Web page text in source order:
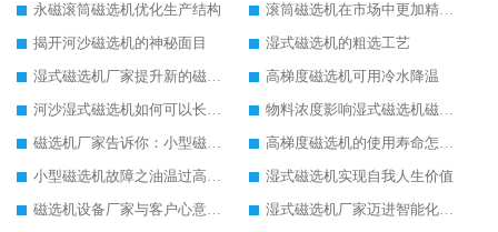
永磁滚筒磁选机优化生产结构
滚筒磁选机在市场中更加精彩发展
揭开河沙磁选机的神秘面目
湿式磁选机的粗选工艺
湿式磁选机厂家提升新的磁选工艺
高梯度磁选机可用冷水降温
河沙湿式磁选机如何可以长久使用
物料浓度影响湿式磁选机磁选效果
磁选机厂家告诉你：小型磁选机多少钱
高梯度磁选机的使用寿命怎么延长
小型磁选机故障之油温过高解决方法
湿式磁选机实现自我人生价值
磁选机设备厂家与客户心意相通
湿式磁选机厂家迈进智能化生产行列